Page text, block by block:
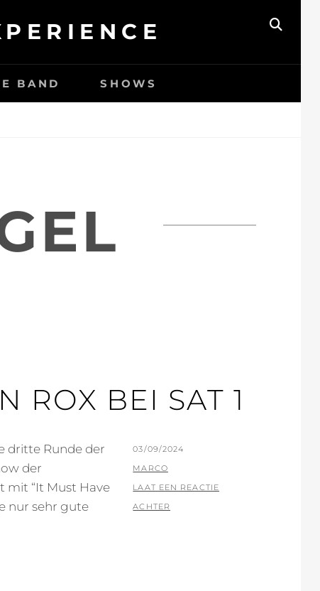
BAND SHOWS
ROX BEI SAT 1
dritte Runde der
der
mit “It Must Have
nur sehr gute
GEPLAATST
OP
03/09/2024
BY
MARCO
LAAT EEN REACTIE
ACHTER